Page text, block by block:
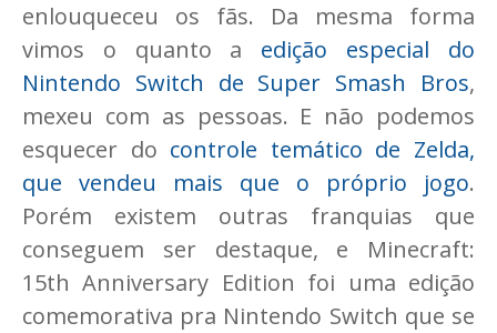
enlouqueceu os fãs. Da mesma forma
vimos o quanto a edição especial do
Nintendo Switch de Super Smash Bros,
mexeu com as pessoas. E não podemos
esquecer do controle temático de Zelda,
que vendeu mais que o próprio jogo.
Porém existem outras franquias que
conseguem ser destaque, e Minecraft:
15th Anniversary Edition foi uma edição
comemorativa pra Nintendo Switch que se